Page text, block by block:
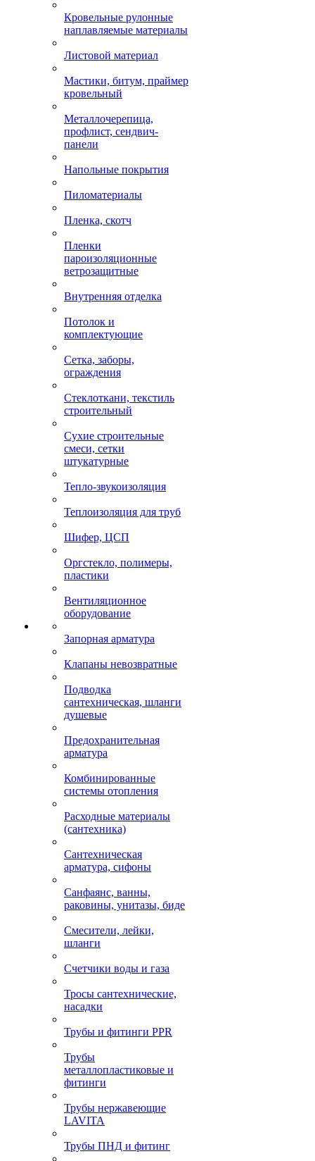
Кровельные рулонные
наплавляемые материалы
Листовой материал
Мастики, битум, праймер
кровельный
Металлочерепица,
профлист, сендвич-
панели
Напольные покрытия
Пиломатериалы
Пленка, скотч
Пленки
пароизоляционные
ветрозащитные
Внутренняя отделка
Потолок и
комплектующие
Сетка, заборы,
ограждения
Стеклоткани, текстиль
строительный
Сухие строительные
смеси, сетки
штукатурные
Тепло-звукоизоляция
Теплоизоляция для труб
Шифер, ЦСП
Оргстекло, полимеры,
пластики
Вентиляционное
оборудование
Запорная арматура
Клапаны невозвратные
Подводка
сантехническая, шланги
душевые
Предохранительная
арматура
Комбинированные
системы отопления
Расходные материалы
(сантехника)
Сантехническая
арматура, сифоны
Санфаянс, ванны,
раковины, унитазы, биде
Смесители, лейки,
шланги
Счетчики воды и газа
Тросы сантехнические,
насадки
Трубы и фитинги PPR
Трубы
металлопластиковые и
фитинги
Трубы нержавеющие
LAVITA
Трубы ПНД и фитинг